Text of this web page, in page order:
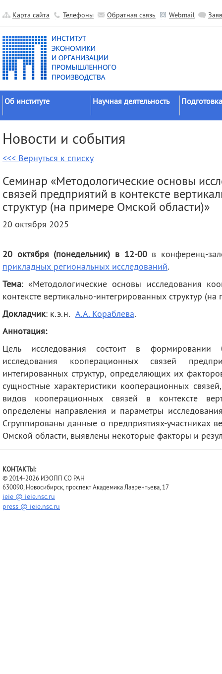
Карта сайта Телефоны Обратная связь Webmail
Об институте
Официальные документы
История
Научные подразделения
Прочие подразделения
деятельность
Научная деятельность
исследований
Гранты
Научные школы
Экспедиции
советы
Целевое
Новости и события
<<< Вернуться к списку
Семинар «Методологические основы
связей предприятий в контексте
структур (на примере Омской области)»
20 октября 2025
20 октября (понедельник) в 12-00в конференц-
прикладных региональных исследований.
Тема: «Методологические основы исследования
контексте вертикально-интегрированных структур
Докладчик: к.э.н. А.А. Кораблева.
Аннотация:
Цель исследования состоит в формировании
исследования кооперационных связей
интегированных структур, определяющих их
сущностные характеристики кооперационных
видов кооперационных связей в контексте
определены направления и параметры
Сгруппированы данные о предприятиях-участниках
Омской области, выявлены некоторые факторы и
КОНТАКТЫ:
© 2014-2026 ИЭОПП СО РАН
630090, Новосибирск, проспект Академика Лаврентьева, 17
ieie @ ieie.nsc.ru
press @ ieie.nsc.ru